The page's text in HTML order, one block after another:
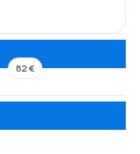
82 €